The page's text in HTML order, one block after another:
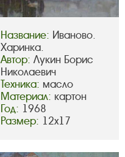
Название: Иваново.
Харинка.
Автор: Лукин Борис
Николаевич
Техника: масло
Материал: картон
Год: 1968
Размер: 12х17